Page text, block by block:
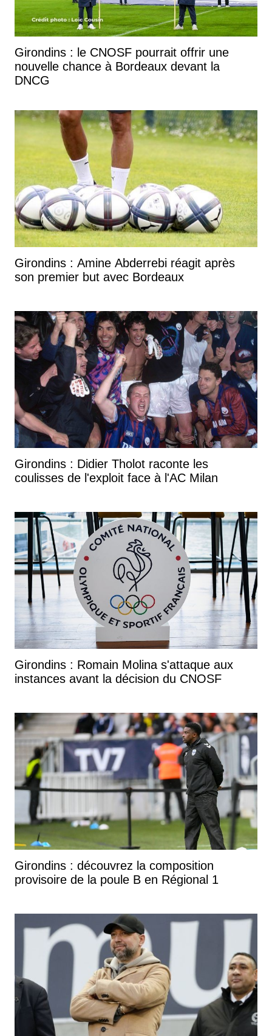
Girondins : le CNOSF pourrait offrir une
nouvelle chance à Bordeaux devant la
DNCG
Girondins : Amine Abderrebi réagit après
son premier but avec Bordeaux
Girondins : Didier Tholot raconte les
coulisses de l'exploit face à l'AC Milan
Girondins : Romain Molina s'attaque aux
instances avant la décision du CNOSF
Girondins : découvrez la composition
provisoire de la poule B en Régional 1